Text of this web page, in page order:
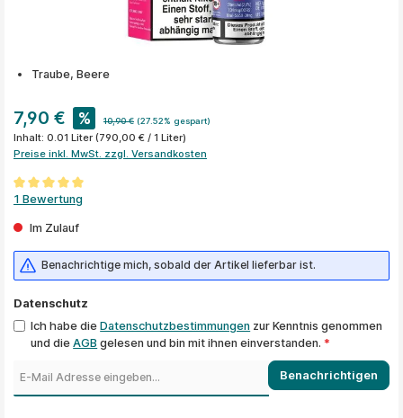
Traube, Beere
7,90 € % 10,90 € (27.52% gespart)
Inhalt: 0.01 Liter (790,00 € / 1 Liter)
Preise inkl. MwSt. zzgl. Versandkosten
Durchschnittliche Bewertung von 5 von 5 Sternen
1 Bewertung
Im Zulauf
Benachrichtige mich, sobald der Artikel lieferbar ist.
Datenschutz
Ich habe dieDatenschutzbestimmungen zur Kenntnis genommen
und dieAGB gelesen und bin mit ihnen einverstanden.*
Benachrichtigen